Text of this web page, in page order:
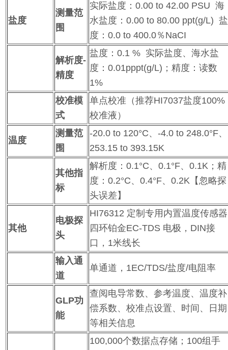
盐度
测量范
围
实际盐度：0.00 to 42.00 PSU 海
水盐度：0.00 to 80.00 ppt(g/L) 盐
度：0.0 to 400.0％NaCI
解析度-
精度
盐度：0.1 % 实际盐度、海水盐
度：0.01pppt(g/L)；精度：读数
1%
校准模
式
单点校准（推荐HI7037盐度100%
校准液）
温度
测量范
围
-20.0 to 120°C、-4.0 to 248.0°F、
253.15 to 393.15K
其他指
标
解析度：0.1°C、0.1°F、0.1K；精
度：0.2°C、0.4°F、0.2K【忽略探
头误差】
其他
电极探
头
HI76312 定制专用内置温度传感器
四环铂金EC-TDS 电极，DIN接
口，1米线长
输入通
道
单通道，1EC/TDS/盐度/电阻率
GLP功
能
查阅电导常数、参考温度、温度补
偿系数、校准点设置、时间、日期
等相关信息
100,000个数据点存储；100组手